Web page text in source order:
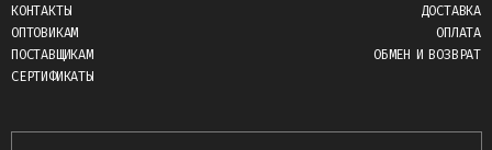
КОНТАКТЫ
ОПТОВИКАМ
ПОСТАВЩИКАМ
СЕРТИФИКАТЫ
ДОСТАВКА
ОПЛАТА
ОБМЕН И ВОЗВРАТ